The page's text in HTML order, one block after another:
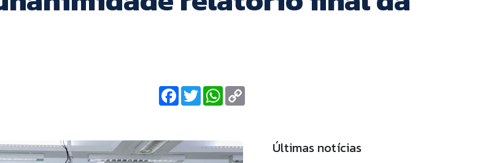
Facebook
TwitterWhatsApp
Copy
Link
Últimas notícias